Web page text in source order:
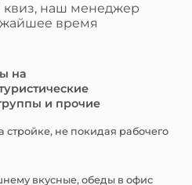
наш менеджер
время
на
и прочие
стройке, не покидая рабочего
вкусные, обеды в офис